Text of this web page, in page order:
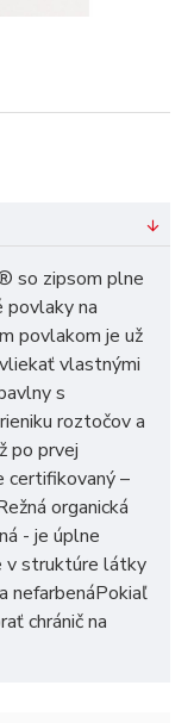
so zipsom plne
povlaky na
povlakom je už
vlastnými
s
roztočov a
po prvej
certifikovaný –
organická
- je úplne
v struktúre látky
nefarbenáPokiaľ
chránič na